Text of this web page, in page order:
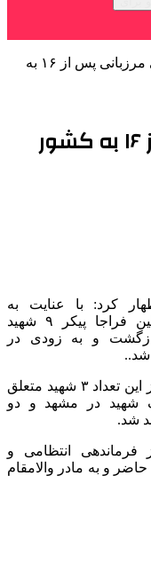
پیکر شهدای مرزبانی پس از ۱۶ به
پیکر شهدای مرزبانی پس از ۱۶ به کشور
کرد: با عنایت به
فراجا
پیکر ۹ شهید
کشور بازگشت و به زودی در
شد..
فرمانده مرزبانی خراسان رضوی افزود: از این تعداد ۳ شهید متعلق
شهید در مشهد و دو
شد.
فرماندهی انتظامی و
حاضر و به مادر والامقام